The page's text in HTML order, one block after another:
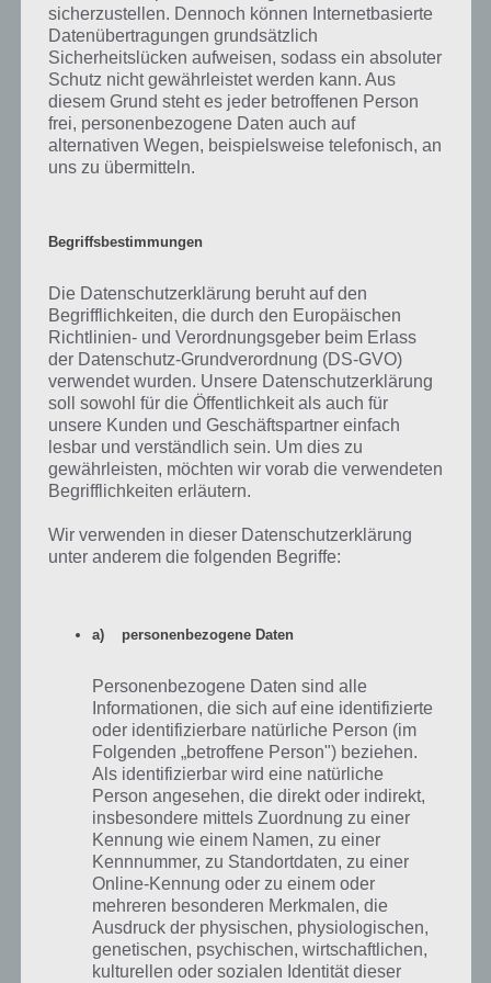
Eicheln sind die Premium Währung in Ice Age Die Siedlung. Vor allem
Sachen, wo man mit Eicheln lediglich die Zeit voranspult, sollten
vermieden werden. Dies hilft einem dann nach wenigen Minuten
nicht weiter, da man ohnehin warten muss, weil man nicht
genügend Münzen hat oder was anderes fehlt. Eicheln sollte man
sich daher besser aufbewahren und später nützliche Dinge davon
holen.
Schneehaufen oder auch als Geschenk bei Freunden, wobei das nur
Ansehen von Videos.
Freunde und Nachbarn bei Ice Age Die Siedlung
Ganz wichtig sind bei solchen Social Games natürlich die Freunde. So
gibt es unter anderem auch Quests seine Freunde hinzuzufügen.
Natürlich ist es so, dass nicht jeder Ice Age Die Siedlung spielt.
Solltest du also nach Freunden und Nachbarn bei Ice Age Die
Siedlung suchen, so melde dich einfach mit deinem Gameloft Live
andere Spieler schnell und einfach hinzufügen.
kommt so schneller voran.
Ab Stufe 6 könnt ihr Freunde hinzufügen (Dinge -> Freunde). Dazu
benötigt man wie zuvor beschrieben Gameloft Live. Fügt ihr Freunde
hinzu, bekommt ihr Eicheln, wenn diese euch bestätigen. Also
schreibt euren Gameloft Live Namen unten in die Kommentare, um
so Eicheln abzustauben.
Außerdem bekommt ihr beim Besuch der Freunde (ihr könnt diesen
Geschenke senden) Münzen, wenn euch diese bestätigt werden. Es
lohnt sich also gleich doppelt Freunde in Ice Age Die Siedlung zu
Weitere Tipps und Tricks
sicherzustellen. Dennoch können Internetbasierte
Datenübertragungen grundsätzlich
Sicherheitslücken aufweisen, sodass ein absoluter
Schutz nicht gewährleistet werden kann. Aus
diesem Grund steht es jeder betroffenen Person
frei, personenbezogene Daten auch auf
alternativen Wegen, beispielsweise telefonisch, an
uns zu übermitteln.
Begriffsbestimmungen
Die Datenschutzerklärung beruht auf den
Begrifflichkeiten, die durch den Europäischen
Richtlinien- und Verordnungsgeber beim Erlass
der Datenschutz-Grundverordnung (DS-GVO)
verwendet wurden. Unsere Datenschutzerklärung
soll sowohl für die Öffentlichkeit als auch für
unsere Kunden und Geschäftspartner einfach
lesbar und verständlich sein. Um dies zu
gewährleisten, möchten wir vorab die verwendeten
Begrifflichkeiten erläutern.
Wir verwenden in dieser Datenschutzerklärung
unter anderem die folgenden Begriffe:
a) personenbezogene Daten
Personenbezogene Daten sind alle
Informationen, die sich auf eine identifizierte
oder identifizierbare natürliche Person (im
Folgenden „betroffene Person") beziehen.
Als identifizierbar wird eine natürliche
Person angesehen, die direkt oder indirekt,
insbesondere mittels Zuordnung zu einer
Kennung wie einem Namen, zu einer
Kennnummer, zu Standortdaten, zu einer
Online-Kennung oder zu einem oder
mehreren besonderen Merkmalen, die
Ausdruck der physischen, physiologischen,
genetischen, psychischen, wirtschaftlichen,
kulturellen oder sozialen Identität dieser